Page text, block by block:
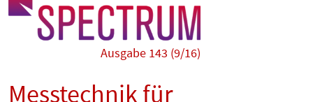
Ausgabe 143 (9/16)
Messtechnik für